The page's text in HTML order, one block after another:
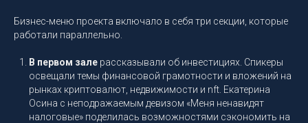
Бизнес-меню проекта включало в себя три секции, которые
работали параллельно.
В первом зале рассказывали об инвестициях. Спикеры
освещали темы финансовой грамотности и вложений на
рынках криптовалют, недвижимости и nft. Екатерина
Осина с неподражаемым девизом «Меня ненавидят
налоговые» поделилась возможностями сэкономить на